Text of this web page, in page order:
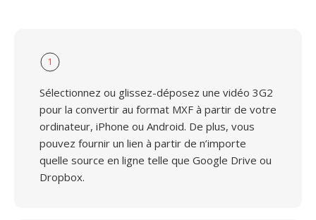
1
Sélectionnez ou glissez-déposez une vidéo 3G2
pour la convertir au format MXF à partir de votre
ordinateur, iPhone ou Android. De plus, vous
pouvez fournir un lien à partir de n’importe
quelle source en ligne telle que Google Drive ou
Dropbox.